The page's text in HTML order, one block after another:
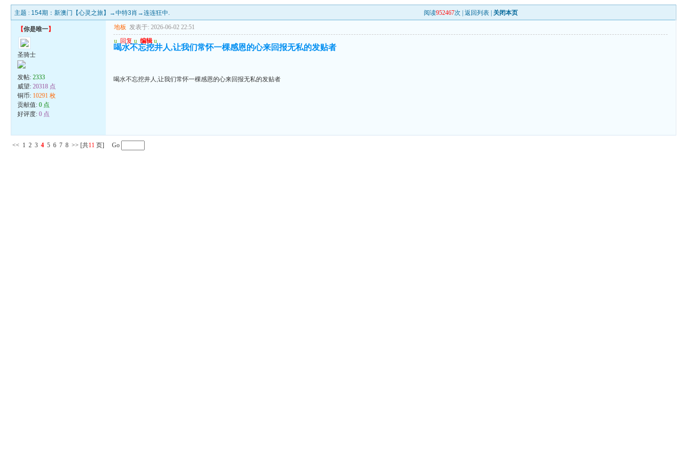
主题 : 154期：新澳门【心灵之旅】→中特3肖→连连狂中. 阅读952467次 |返回列表 关闭本页
【你是唯一】
圣骑士
发帖:2333
威望:20318 点
铜币: 10291 枚
贡献值:0 点
好评度:0 点
地板 发表于: 2026-06-02 22:51
u 回复 u 编辑 u
喝水不忘挖井人,让我们常怀一棵感恩的心来回报无私的发贴者
喝水不忘挖井人,让我们常怀一棵感恩的心来回报无私的发贴者
<< 1 2 3 4 5 6 7 8 >> [共11 页] Go